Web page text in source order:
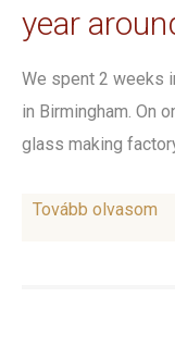
year
We spent 2 weeks
in Birmingham. On
glass making
Tovább olvasom